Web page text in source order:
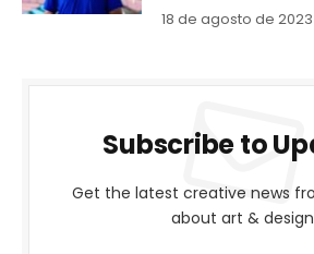
18 de agosto de 2023
Subscribe to
Get the latest creative news
about art &